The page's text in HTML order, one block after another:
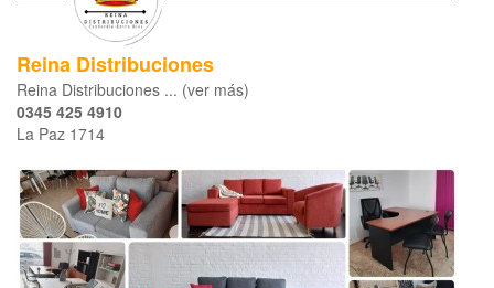
Reina Distribuciones
Reina Distribuciones ... (ver más)
0345 425 4910
La Paz 1714